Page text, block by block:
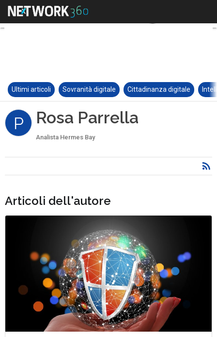
Ultimi articoli Sovranità digitale Cittadinanza digitale
P Rosa Parrella
Analista Hermes Bay
Articoli dell'autore